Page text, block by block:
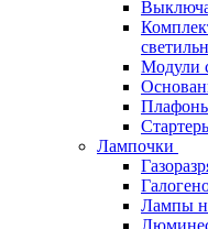
Модули
Лампочки
Лампы